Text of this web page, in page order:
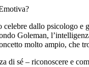
celebre dallo psicologo
Goleman,
molto ampio, che
di sé – riconoscere e